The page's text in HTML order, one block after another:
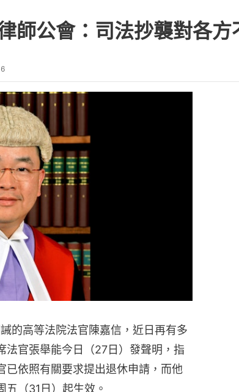
師公會：司法抄襲對各
的高等法院法官陳嘉信，近日再有多
法官張舉能今日（27日）發聲明，指
已依照有關要求提出退休申請，而他
（31日）起生效。